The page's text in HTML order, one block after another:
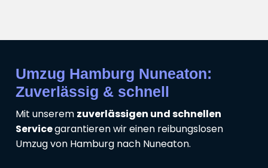
Umzug Hamburg Nuneaton:
Zuverlässig & schnell
Mit unserem zuverlässigen und schnellen
Servicegarantieren wir einen reibungslosen
Umzug von Hamburg nach Nuneaton.